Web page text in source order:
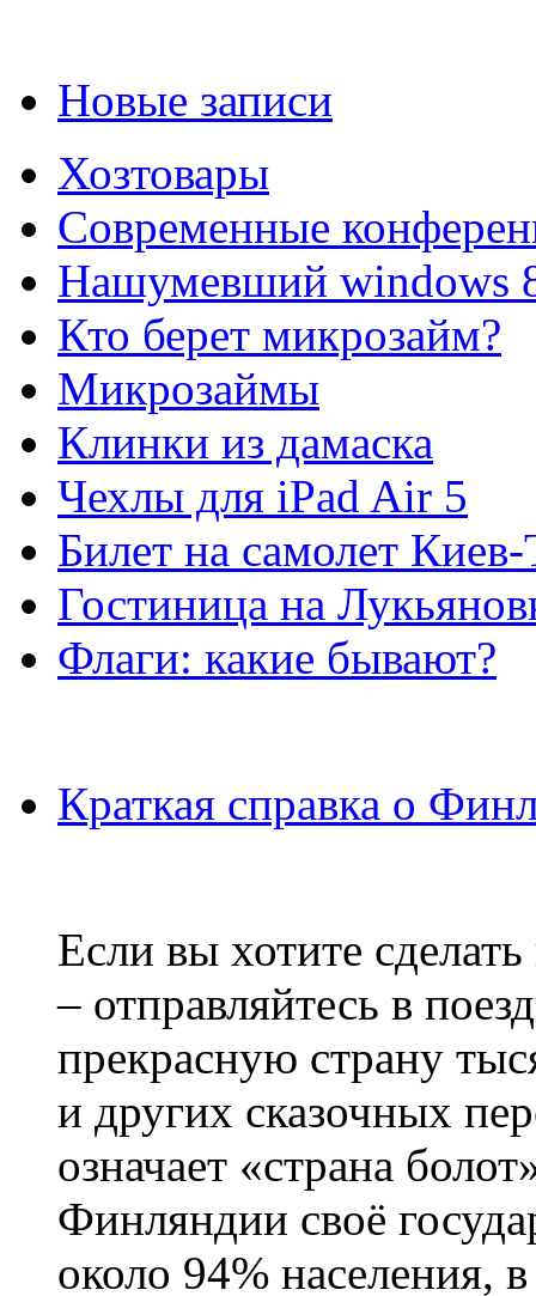
Новые записи
Хозтовары
Современные
Нашумевший windows
Кто берет микрозайм?
Микрозаймы
Клинки из дамаска
Чехлы для iPad Air 5
Билет на самолет
Гостиница на
Флаги: какие бывают?
Краткая справка о
Если вы хотите
– отправляйтесь в
прекрасную страну
и других сказочных
означает «страна
Финляндии своё
около 94% населения,